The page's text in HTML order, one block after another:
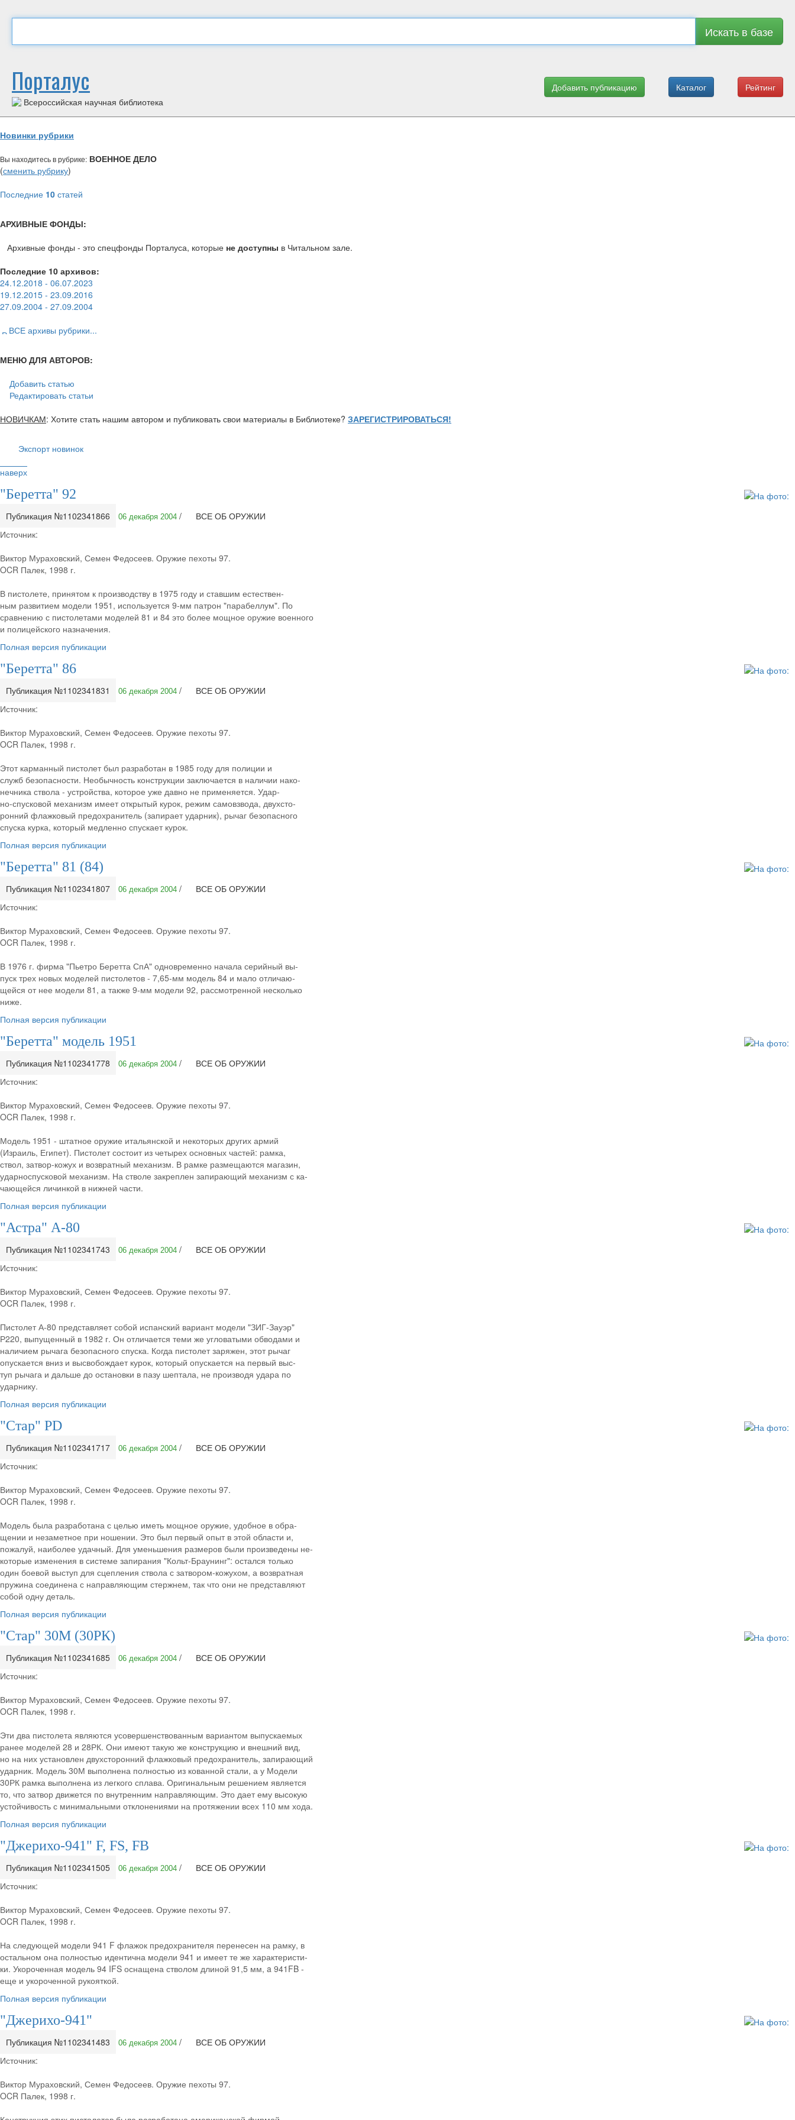
Искать в базе
Рейтинг
Каталог
Добавить публикацию
Порталус
Всероссийская научная библиотека
Новинки рубрики
Вы находитесь в рубрике: ВОЕННОЕ ДЕЛО
(сменить рубрику)
Последние 10 статей
АРХИВНЫЕ ФОНДЫ:
Архивные фонды - это спецфонды Порталуса, которые не доступны в Читальном зале.
Последние 10 архивов:
24.12.2018 - 06.07.2023
19.12.2015 - 23.09.2016
27.09.2004 - 27.09.2004
ВСЕ архивы рубрики...
МЕНЮ ДЛЯ АВТОРОВ:
Добавить статью
Редактировать статьи
НОВИЧКАМ: Хотите стать нашим автором и публиковать свои материалы в Библиотеке? ЗАРЕГИСТРИРОВАТЬСЯ!
Экспорт новинок
наверх
"Беретта" 92
Публикация №1102341866 06 декабря 2004 /
ВСЕ ОБ ОРУЖИИ
Источник:
Виктор Мураховский, Семен Федосеев. Оружие пехоты 97.
OCR Палек, 1998 г.
В пистолете, принятом к производству в 1975 году и ставшим естествен-
ным развитием модели 1951, используется 9-мм патрон "парабеллум". По
сравнению с пистолетами моделей 81 и 84 это более мощное оружие военного
и полицейского назначения.
Полная версия публикации
"Беретта" 86
Публикация №1102341831 06 декабря 2004 /
ВСЕ ОБ ОРУЖИИ
Источник:
Виктор Мураховский, Семен Федосеев. Оружие пехоты 97.
OCR Палек, 1998 г.
Этот карманный пистолет был разработан в 1985 году для полиции и
служб безопасности. Необычность конструкции заключается в наличии нако-
нечника ствола - устройства, которое уже давно не применяется. Удар-
но-спусковой механизм имеет открытый курок, режим самовзвода, двухсто-
ронний флажковый предохранитель (запирает ударник), рычаг безопасного
спуска курка, который медленно спускает курок.
Полная версия публикации
"Беретта" 81 (84)
Публикация №1102341807 06 декабря 2004 /
ВСЕ ОБ ОРУЖИИ
Источник:
Виктор Мураховский, Семен Федосеев. Оружие пехоты 97.
OCR Палек, 1998 г.
В 1976 г. фирма "Пьетро Беретта СпА" одновременно начала серийный вы-
пуск трех новых моделей пистолетов - 7,65-мм модель 84 и мало отличаю-
щейся от нее модели 81, а также 9-мм модели 92, рассмотренной несколько
ниже.
Полная версия публикации
"Беретта" модель 1951
Публикация №1102341778 06 декабря 2004 /
ВСЕ ОБ ОРУЖИИ
Источник:
Виктор Мураховский, Семен Федосеев. Оружие пехоты 97.
OCR Палек, 1998 г.
Модель 1951 - штатное оружие итальянской и некоторых других армий
(Израиль, Египет). Пистолет состоит из четырех основных частей: рамка,
ствол, затвор-кожух и возвратный механизм. В рамке размещаются магазин,
ударноспусковой механизм. На стволе закреплен запирающий механизм с ка-
чающейся личинкой в нижней части.
Полная версия публикации
"Астра" А-80
Публикация №1102341743 06 декабря 2004 /
ВСЕ ОБ ОРУЖИИ
Источник:
Виктор Мураховский, Семен Федосеев. Оружие пехоты 97.
OCR Палек, 1998 г.
Пистолет А-80 представляет собой испанский вариант модели "ЗИГ-Зауэр"
Р220, выпущенный в 1982 г. Он отличается теми же угловатыми обводами и
наличием рычага безопасного спуска. Когда пистолет заряжен, этот рычаг
опускается вниз и высвобождает курок, который опускается на первый выс-
туп рычага и дальше до остановки в пазу шептала, не производя удара по
ударнику.
Полная версия публикации
"Стар" PD
Публикация №1102341717 06 декабря 2004 /
ВСЕ ОБ ОРУЖИИ
Источник:
Виктор Мураховский, Семен Федосеев. Оружие пехоты 97.
OCR Палек, 1998 г.
Модель была разработана с целью иметь мощное оружие, удобное в обра-
щении и незаметное при ношении. Это был первый опыт в этой области и,
пожалуй, наиболее удачный. Для уменьшения размеров были произведены не-
которые изменения в системе запирания "Кольт-Браунинг": остался только
один боевой выступ для сцепления ствола с затвором-кожухом, а возвратная
пружина соединена с направляющим стержнем, так что они не представляют
собой одну деталь.
Полная версия публикации
"Стар" 30М (30РК)
Публикация №1102341685 06 декабря 2004 /
ВСЕ ОБ ОРУЖИИ
Источник:
Виктор Мураховский, Семен Федосеев. Оружие пехоты 97.
OCR Палек, 1998 г.
Эти два пистолета являются усовершенствованным вариантом выпускаемых
ранее моделей 28 и 28РК. Они имеют такую же конструкцию и внешний вид,
но на них установлен двухсторонний флажковый предохранитель, запирающий
ударник. Модель 30М выполнена полностью из кованной стали, а у Модели
30РК рамка выполнена из легкого сплава. Оригинальным решением является
то, что затвор движется по внутренним направляющим. Это дает ему высокую
устойчивость с минимальными отклонениями на протяжении всех 110 мм хода.
Полная версия публикации
"Джерихо-941" F, FS, FB
Публикация №1102341505 06 декабря 2004 /
ВСЕ ОБ ОРУЖИИ
Источник:
Виктор Мураховский, Семен Федосеев. Оружие пехоты 97.
OCR Палек, 1998 г.
На следующей модели 941 F флажок предохранителя перенесен на рамку, в
остальном она полностью идентична модели 941 и имеет те же характеристи-
ки. Укороченная модель 94 IFS оснащена стволом длиной 91,5 мм, a 941FB -
еще и укороченной рукояткой.
Полная версия публикации
"Джерихо-941"
Публикация №1102341483 06 декабря 2004 /
ВСЕ ОБ ОРУЖИИ
Источник:
Виктор Мураховский, Семен Федосеев. Оружие пехоты 97.
OCR Палек, 1998 г.